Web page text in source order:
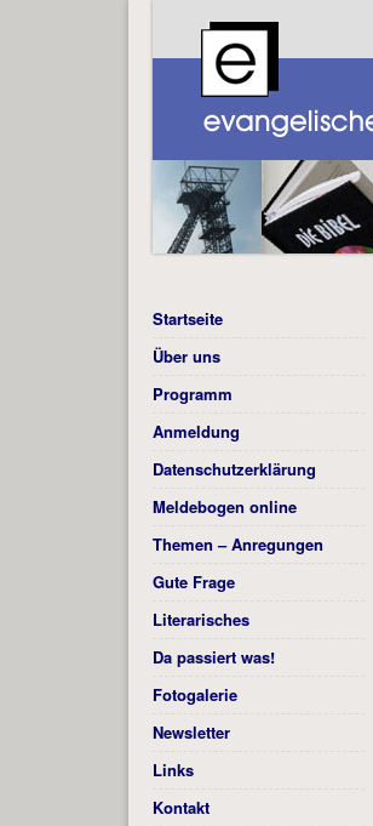
Startseite
Über uns
Programm
Anmeldung
Datenschutzerklärung
Meldebogen online
Themen – Anregungen
Gute Frage
Literarisches
Da passiert was!
Fotogalerie
Newsletter
Links
Kontakt